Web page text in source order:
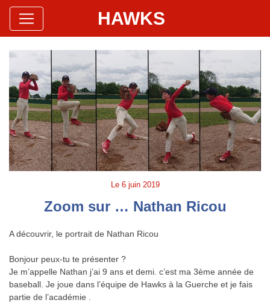
Hawks Baseball Softball
Site Officiel HAWKS
Le 6 juin 2019
Zoom sur … Nathan Ricou
A découvrir, le portrait de Nathan Ricou
Bonjour peux-tu te présenter ?
Je m’appelle Nathan j’ai 9 ans et demi. c’est ma 3ème année de
baseball. Je joue dans l’équipe de Hawks à la Guerche et je fais
partie de l’académie .